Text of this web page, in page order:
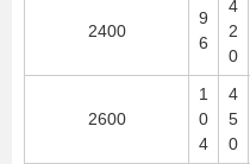
2400
9
6
4
2
0
2600
1
0
4
4
5
0